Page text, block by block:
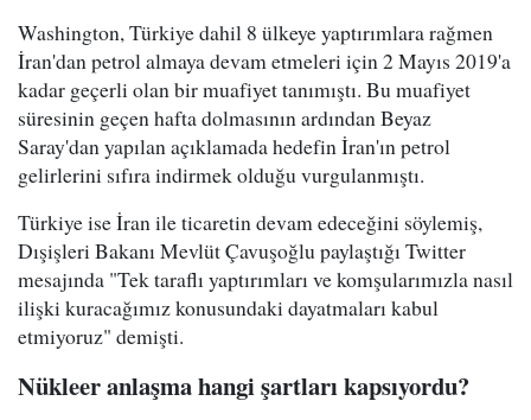
Washington, Türkiye dahil 8 ülkeye yaptırımlara rağmen
İran'dan petrol almaya devam etmeleri için 2 Mayıs 2019'a
kadar geçerli olan bir muafiyet tanımıştı. Bu muafiyet
süresinin geçen hafta dolmasının ardından Beyaz
Saray'dan yapılan açıklamada hedefin İran'ın petrol
gelirlerini sıfıra indirmek olduğu vurgulanmıştı.
Türkiye ise İran ile ticaretin devam edeceğini söylemiş,
Dışişleri Bakanı Mevlüt Çavuşoğlu paylaştığı Twitter
mesajında "Tek taraflı yaptırımları ve komşularımızla nasıl
ilişki kuracağımız konusundaki dayatmaları kabul
etmiyoruz" demişti.
Nükleer anlaşma hangi şartları kapsıyordu?